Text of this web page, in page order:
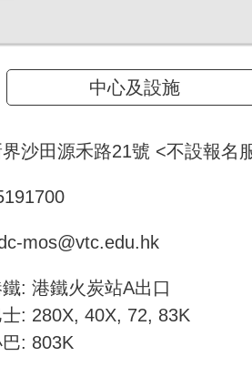
中心及設施
界沙田源禾路21號 <不設報名
mos@vtc.edu.hk
: 港鐵火炭站A出口
士: 280X, 40X, 72, 83K
: 803K